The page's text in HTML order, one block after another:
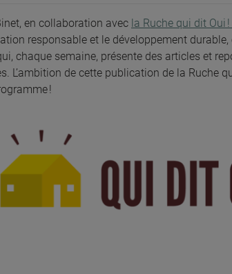
en collaboration avec la Ruche qui dit Oui !
responsable et le développement durable,
chaque semaine, présente des articles et
L’ambition de cette publication de la Ruche
!